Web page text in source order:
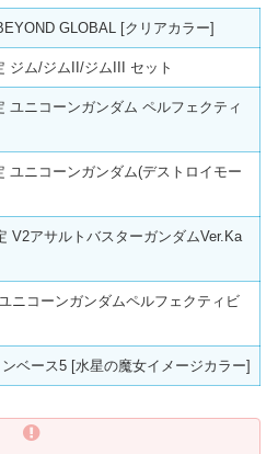
GLOBAL [クリアカラー]
ジム/ジムII/ジムIII セット
ユニコーンガンダム ペルフェクティ
ユニコーンガンダム(デストロイモー
V2アサルトバスターガンダムVer.Ka
ニコーンガンダムペルフェクティビ
ベース5 [水星の魔女イメージカラー]